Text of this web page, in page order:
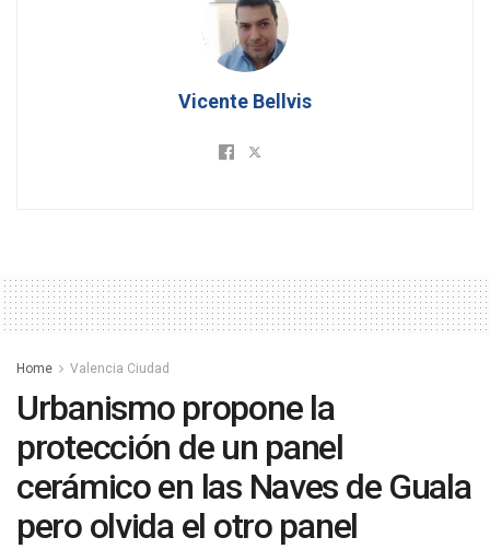
Vicente Bellvis
Home Valencia Ciudad
Urbanismo propone la
protección de un panel
cerámico en las Naves de Guala
pero olvida el otro panel